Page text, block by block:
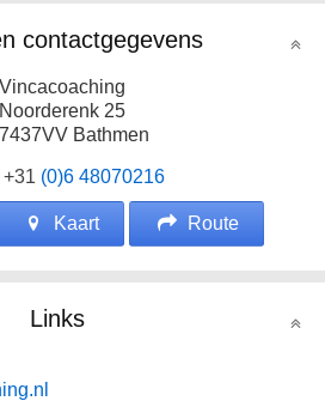
contactgegevens
Vincacoaching
Noorderenk 25
7437VV Bathmen
+31 (0)6 48070216
Kaart Route
Links